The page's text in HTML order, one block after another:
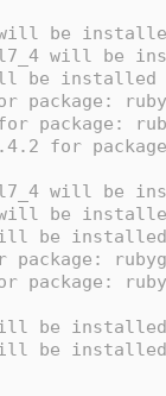
will be
will be
be installed
package:
package:
for
will be
will be
be installed
package:
package:
be installed
be installed